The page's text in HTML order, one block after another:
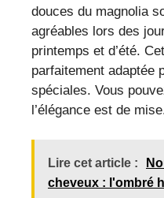
douces du magnolia
agréables lors des
printemps et d’été.
parfaitement adaptée
spéciales. Vous
l’élégance est de
Lire cet article :
cheveux : l'ombré